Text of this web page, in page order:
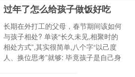
过年了怎么给孩子做饭好吃
长期在外打工的父母，春节期间该如何
与孩子相处? 单谈“长久未见,相聚时的
相处方式”,其实很简单,八个字“以己度
人、换位思考”就够: 毕竟孩子是自己身